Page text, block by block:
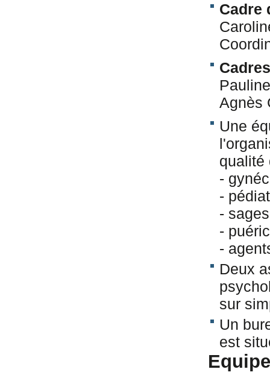
Cadre
Cadres
Agnès
Une
qualité
-
-
-
-
-
Deux
sur
Un
est